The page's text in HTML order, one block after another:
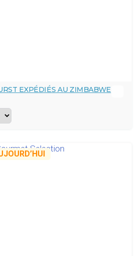
EXPÉDIÉS AU ZIMBABWE